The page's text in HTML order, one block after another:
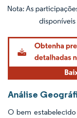
Imagem © Mordor
Análise
O bem